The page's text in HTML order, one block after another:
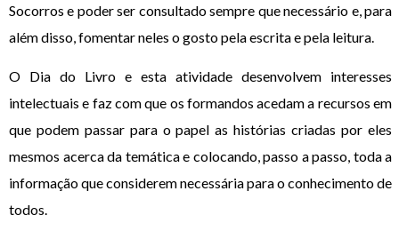
Socorros e poder ser consultado sempre que necessário e, para
além disso, fomentar neles o gosto pela escrita e pela leitura.
O Dia do Livro e esta atividade desenvolvem interesses
intelectuais e faz com que os formandos acedam a recursos em
que podem passar para o papel as histórias criadas por eles
mesmos acerca da temática e colocando, passo a passo, toda a
informação que considerem necessária para o conhecimento de
todos.